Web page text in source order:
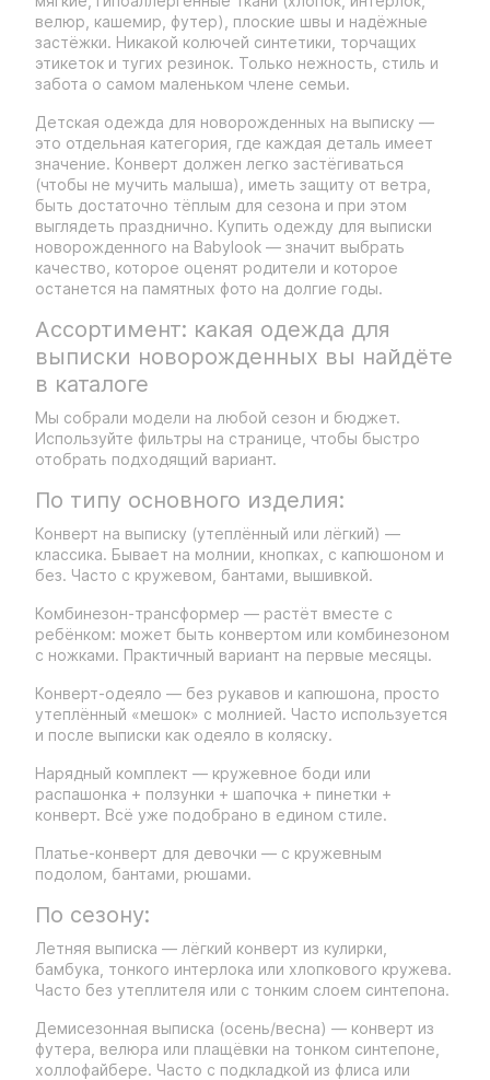
велюр, кашемир, футер), плоские швы и надёжные
застёжки. Никакой колючей синтетики, торчащих
этикеток и тугих резинок. Только нежность, стиль и
забота о самом маленьком члене семьи.
Детская одежда для новорожденных на выписку —
это отдельная категория, где каждая деталь имеет
значение. Конверт должен легко застёгиваться
(чтобы не мучить малыша), иметь защиту от ветра,
быть достаточно тёплым для сезона и при этом
выглядеть празднично. Купить одежду для выписки
новорожденного на Babylook — значит выбрать
качество, которое оценят родители и которое
останется на памятных фото на долгие годы.
Ассортимент: какая одежда для
выписки новорожденных вы найдёте
в каталоге
Мы собрали модели на любой сезон и бюджет.
Используйте фильтры на странице, чтобы быстро
отобрать подходящий вариант.
По типу основного изделия:
Конверт на выписку (утеплённый или лёгкий) —
классика. Бывает на молнии, кнопках, с капюшоном и
без. Часто с кружевом, бантами, вышивкой.
Комбинезон-трансформер — растёт вместе с
ребёнком: может быть конвертом или комбинезоном
с ножками. Практичный вариант на первые месяцы.
Конверт-одеяло — без рукавов и капюшона, просто
утеплённый «мешок» с молнией. Часто используется
и после выписки как одеяло в коляску.
Нарядный комплект — кружевное боди или
распашонка + ползунки + шапочка + пинетки +
конверт. Всё уже подобрано в едином стиле.
Платье-конверт для девочки — с кружевным
подолом, бантами, рюшами.
По сезону:
Летняя выписка — лёгкий конверт из кулирки,
бамбука, тонкого интерлока или хлопкового кружева.
Часто без утеплителя или с тонким слоем синтепона.
Демисезонная выписка (осень/весна) — конверт из
футера, велюра или плащёвки на тонком синтепоне,
холлофайбере. Часто с подкладкой из флиса или